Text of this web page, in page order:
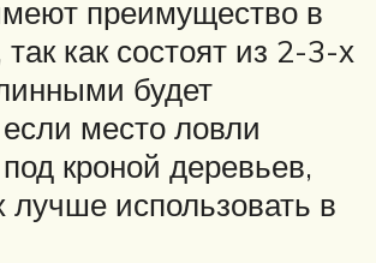
преимущество в
так как состоят из 2-3-х
будет
место ловли
кроной деревьев,
лучше использовать в